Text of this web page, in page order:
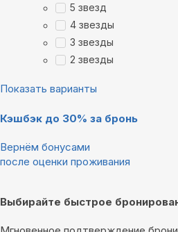
5 звезд
4 звезды
3 звезды
2 звезды
Показать варианты
Кэшбэк до 30% за бронь
Вернём бонусами
после оценки проживания
Выбирайте быстрое